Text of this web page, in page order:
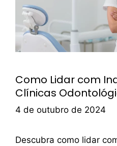
Como Lidar com
Clínicas
4 de outubro de 2024
Descubra como lidar